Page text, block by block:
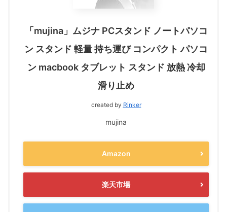
「mujina」ムジナ PCスタンド ノートパソコ
ン スタンド 軽量 持ち運び コンパクト パソコ
ン macbook タブレット スタンド 放熱 冷却
滑り止め
created by Rinker
mujina
Amazon
楽天市場